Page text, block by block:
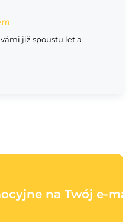
již spoustu let a
na Twój e-mail